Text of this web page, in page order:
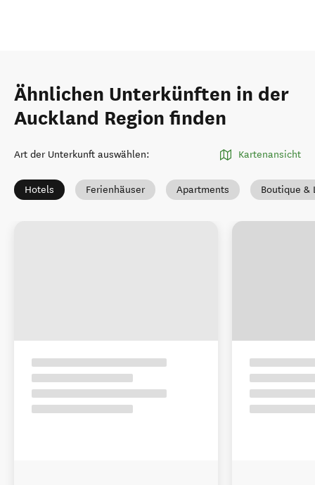
Ähnlichen Unterkünften in der
Auckland Region finden
Art der Unterkunft auswählen: Kartenansicht
Hotels Ferienhäuser Apartments Boutique &